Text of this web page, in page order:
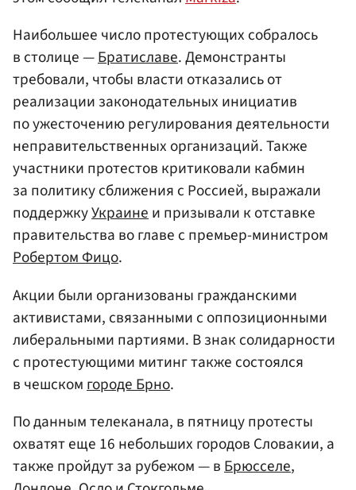
Наибольшее число протестующих собралось
в столице —Братиславе. Демонстранты
требовали, чтобы власти отказались от
реализации законодательных инициатив
по ужесточению регулирования деятельности
неправительственных организаций. Также
участники протестов критиковали кабмин
за политику сближения с Россией, выражали
поддержкуУкраинеи призывали к отставке
правительства во главе с премьер-министром
Робертом Фицо.
Акции были организованы гражданскими
активистами, связанными с оппозиционными
либеральными партиями. В знак солидарности
с протестующими митинг также состоялся
в чешском городе Брно.
По данным телеканала, в пятницу протесты
охватят еще 16 небольших городов Словакии, а
также пройдут за рубежом — вБрюсселе,